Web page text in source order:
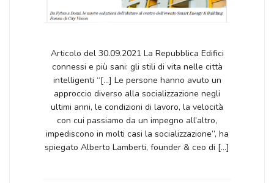
Articolo del 30.09.2021 La Repubblica Edifici
connessi e più sani: gli stili di vita nelle città
intelligenti “[…] Le persone hanno avuto un
approccio diverso alla socializzazione negli
ultimi anni, le condizioni di lavoro, la velocità
con cui passiamo da un impegno all’altro,
impediscono in molti casi la socializzazione”, ha
spiegato Alberto Lamberti, founder & ceo di […]